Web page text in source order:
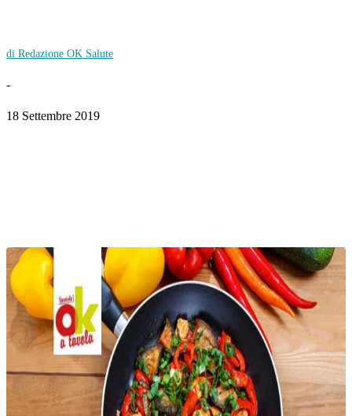
di Redazione OK Salute
-
18 Settembre 2019